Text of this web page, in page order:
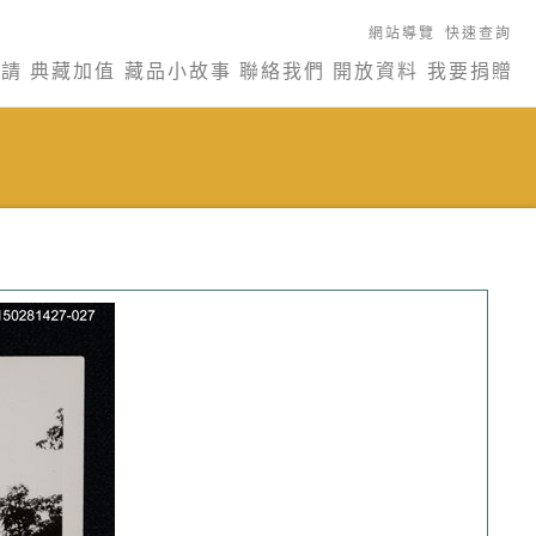
網站導覽 快速查詢
典藏加值 藏品小故事 聯絡我們 開放資料 我要捐贈